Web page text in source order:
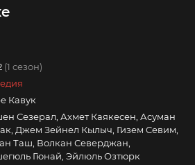
(1 сезон)
Кавук
Сезерал, Ахмет Каякесен, Асуман
Джем Зейнел Кылыч, Гизем Севим,
Таш, Волкан Северджан,
Гюнай, Эйлюль Озтюрк